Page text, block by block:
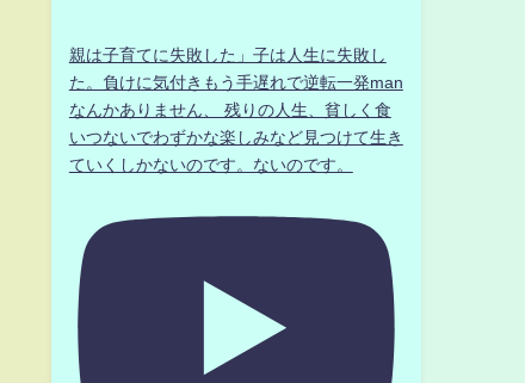
親は子育てに失敗した」子は人生に失敗し
た。負けに気付きもう手遅れで逆転一発man
なんかありません、 残りの人生、貧しく食
いつないでわずかな楽しみなど見つけて生き
ていくしかないのです。ないのです。